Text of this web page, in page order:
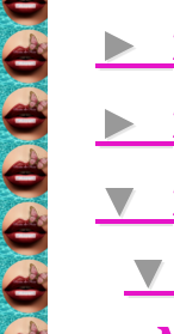
►
►
▼
▼